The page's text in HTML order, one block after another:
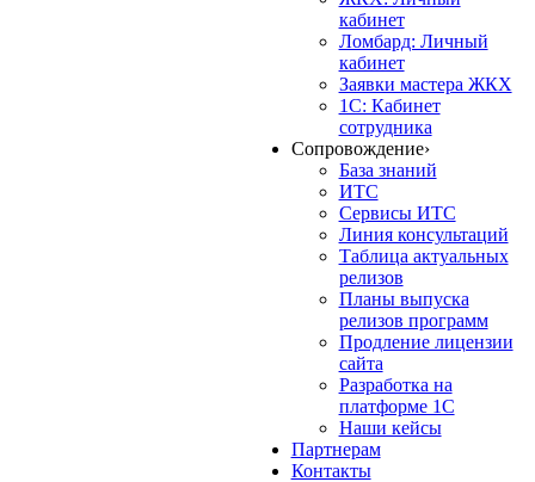
кабинет
Ломбард: Личный
кабинет
Заявки мастера ЖКХ
1С: Кабинет
сотрудника
Сопровождение›
База знаний
ИТС
Сервисы ИТС
Линия консультаций
Таблица актуальных
релизов
Планы выпуска
релизов программ
Продление лицензии
сайта
Разработка на
платформе 1С
Наши кейсы
Партнерам
Контакты